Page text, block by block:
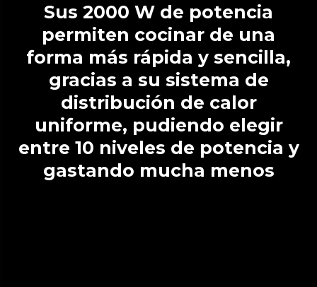
Sus 2000 W de potencia
permiten cocinar de una
forma más rápida y sencilla,
gracias a su sistema de
distribución de calor
uniforme, pudiendo elegir
entre 10 niveles de potencia y
gastando mucha menos